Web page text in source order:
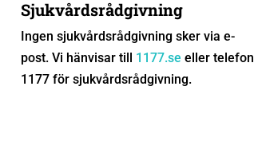
Sjukvårdsrådgivning
Ingen sjukvårdsrådgivning sker via e-
post. Vi hänvisar till 1177.se eller telefon
1177 för sjukvårdsrådgivning.